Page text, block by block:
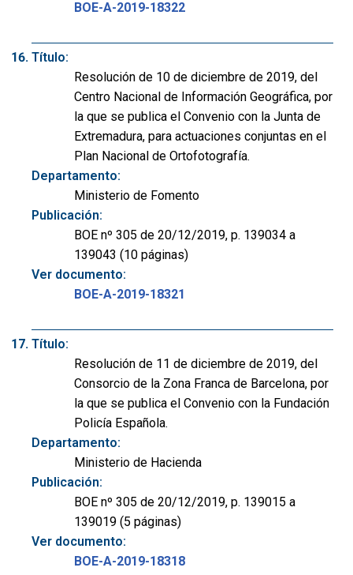
BOE-A-2019-18322
Título:
Resolución de 10 de diciembre de 2019, del
Centro Nacional de Información Geográfica, por
la que se publica el Convenio con la Junta de
Extremadura, para actuaciones conjuntas en el
Plan Nacional de Ortofotografía.
Departamento:
Ministerio de Fomento
Publicación:
BOE nº 305 de 20/12/2019, p. 139034 a
139043 (10 páginas)
Ver documento:
BOE-A-2019-18321
Título:
Resolución de 11 de diciembre de 2019, del
Consorcio de la Zona Franca de Barcelona, por
la que se publica el Convenio con la Fundación
Policía Española.
Departamento:
Ministerio de Hacienda
Publicación:
BOE nº 305 de 20/12/2019, p. 139015 a
139019 (5 páginas)
Ver documento:
BOE-A-2019-18318